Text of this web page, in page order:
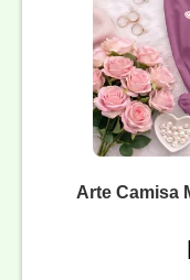
Arte Camisa